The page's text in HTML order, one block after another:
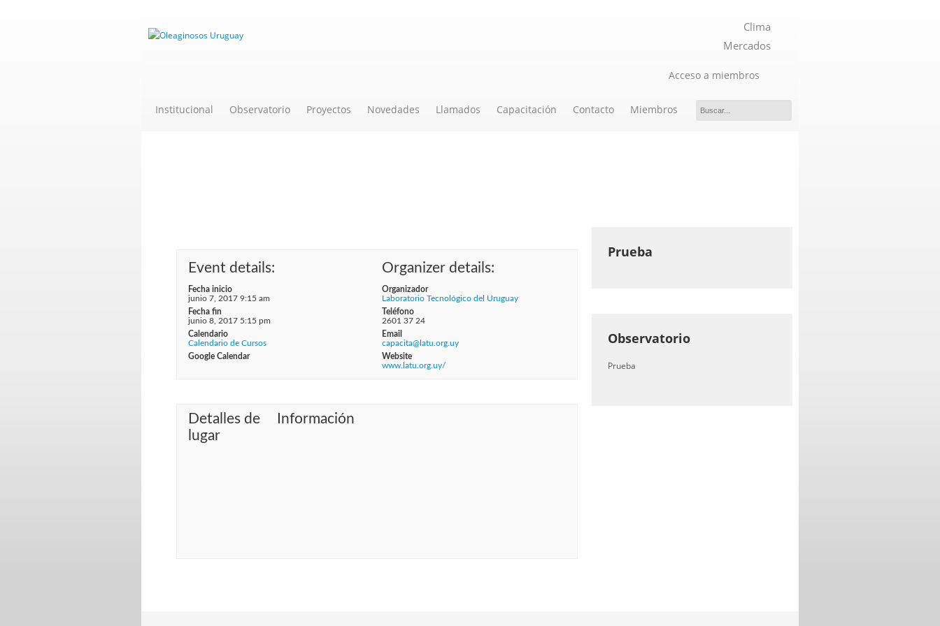
Clima
Mercados
Acceso a miembros
Institucional Observatorio Proyectos Novedades Llamados Capacitación Contacto Miembros
Event details:
Fecha inicio
junio 7, 2017 9:15 am
Fecha fin
junio 8, 2017 5:15 pm
Calendario
Calendario de Cursos
Google Calendar
Organizer details:
Organizador
Laboratorio Tecnológico del Uruguay
Teléfono
2601 37 24
Email
capacita@latu.org.uy
Website
www.latu.org.uy/
Detalles de
lugar
Información
Prueba
Observatorio
Prueba